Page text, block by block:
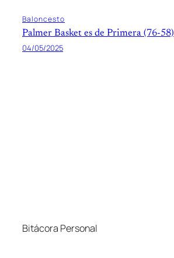
Baloncesto
Palmer Basket es de Primera (76-58)
04/05/2025
Bitácora Personal